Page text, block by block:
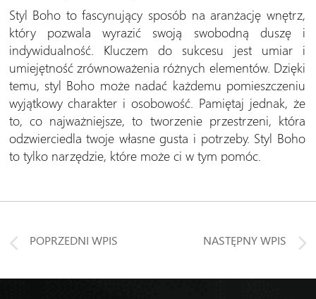
Styl Boho to fascynujący sposób na aranżację wnętrz,
który pozwala wyrazić swoją swobodną duszę i
indywidualność. Kluczem do sukcesu jest umiar i
umiejętność zrównoważenia różnych elementów. Dzięki
temu, styl Boho może nadać każdemu pomieszczeniu
wyjątkowy charakter i osobowość. Pamiętaj jednak, że
to, co najważniejsze, to tworzenie przestrzeni, która
odzwierciedla twoje własne gusta i potrzeby. Styl Boho
to tylko narzędzie, które może ci w tym pomóc.
POPRZEDNI WPIS NASTĘPNY WPIS